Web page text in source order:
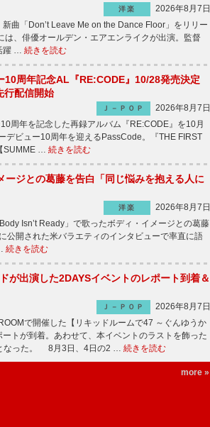
洋楽
2026年8月7日
曲「Don’t Leave Me on the Dance Floor」をリリー
、俳優オールデン・エアエンライクが出演。監督
躍 … 続きを読む
10周年記念AL『RE:CODE』10/28発売決定
行配信開始
Ｊ－ＰＯＰ
2026年8月7日
周年を記念した再録アルバム『RE:CODE』を10月
ビュー10周年を迎えるPassCode。『THE FIRST
SUMME … 続きを読む
ージとの葛藤を告白「同じ悩みを抱える人に
洋楽
2026年8月7日
Isn’t Ready」で歌ったボディ・イメージとの葛藤
公開された米バラエティのインタビューで率直に語
続きを読む
が出演した2DAYSイベントのレポート到着＆
Ｊ－ＰＯＰ
2026年8月7日
で開催した【リキッドルームで47 ～ぐんゆうか
トが到着。あわせて、本イベントのラストを飾った
なった。 8月3日、4日の2 … 続きを読む
more »